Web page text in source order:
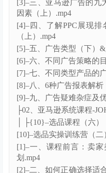
[33]–SB-品牌推广类型详
[34]–SD-展示型推广类型
[3]–如何创建多渠道配送订
[4]–如何创建亚马逊批量
[5]–如何上传基础A+高级
[6]–Listing的组成和作用
[7]–图片, 视频, A+, 品牌
[8]–定价方法、定制评
量.mp4
[9]–如何创建虚拟捆绑商
│ ├{3}–广告系统课程第一
│ ├[11]–2025亚马逊会员
[10]–十、进阶型广告打法
[1]–一、亚马逊A9算法全